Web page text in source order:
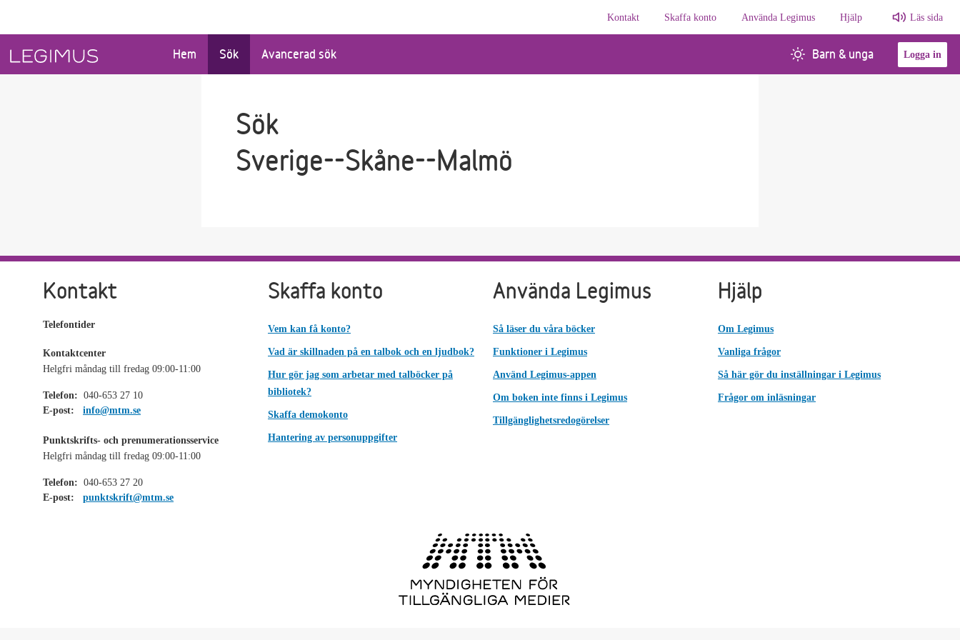
Kontakt
Skaffa konto Använda Legimus Hjälp Läs sida
Hem Sök Avancerad sök Barn & unga Logga in
Sök
Sverige--Skåne--Malmö
Kontakt
Telefontider
Kontaktcenter
Helgfri måndag till fredag 09:00-11:00
Telefon: 040-653 27 10
E-post:
info@mtm.se
Punktskrifts- och prenumerationsservice
Helgfri måndag till fredag 09:00-11:00
Telefon: 040-653 27 20
E-post:
punktskrift@mtm.se
Skaffa konto
Vem kan få konto?
Vad är skillnaden på en talbok och en ljudbok?
Hur gör jag som arbetar med talböcker på
bibliotek?
Skaffa demokonto
Hantering av personuppgifter
Använda Legimus
Så läser du våra böcker
Funktioner i Legimus
Använd Legimus-appen
Om boken inte finns i Legimus
Tillgänglighetsredogörelser
Hjälp
Om Legimus
Vanliga frågor
Så här gör du inställningar i Legimus
Frågor om inläsningar